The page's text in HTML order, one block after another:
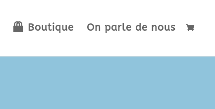
Boutique On parle de nous